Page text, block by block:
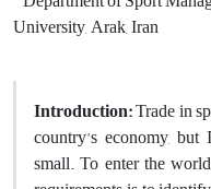
University, Arak, Iran
Introduction:Trade in
country's economy,
small. To enter the